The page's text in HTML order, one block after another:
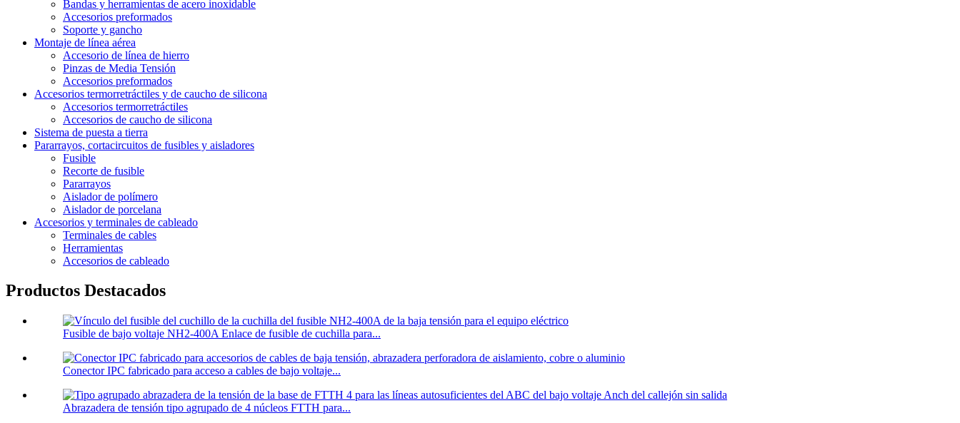
Bandas y herramientas de acero inoxidable
Accesorios preformados
Soporte y gancho
Montaje de línea aérea
Accesorio de línea de hierro
Pinzas de Media Tensión
Accesorios preformados
Accesorios termorretráctiles y de caucho de silicona
Accesorios termorretráctiles
Accesorios de caucho de silicona
Sistema de puesta a tierra
Pararrayos, cortacircuitos de fusibles y aisladores
Fusible
Recorte de fusible
Pararrayos
Aislador de polímero
Aislador de porcelana
Accesorios y terminales de cableado
Terminales de cables
Herramientas
Accesorios de cableado
Productos Destacados
Fusible de bajo voltaje NH2-400A Enlace de fusible de cuchilla para...
Conector IPC fabricado para acceso a cables de bajo voltaje...
Abrazadera de tensión tipo agrupado de 4 núcleos FTTH para...